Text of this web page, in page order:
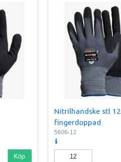
Köp
Nitrilhandske stl 12
fingerdoppad
5606-12